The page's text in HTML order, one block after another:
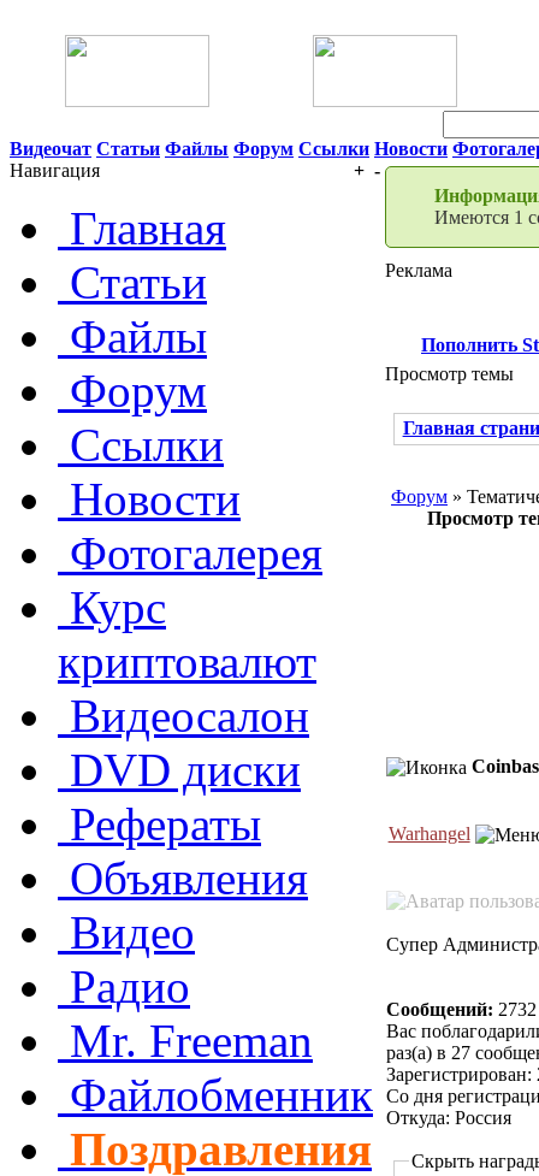
Видеочат Статьи Файлы Форум Ссылки Новости
Навигация
+ -
Главная
Статьи
Файлы
Форум
Ссылки
Новости
Фотогалерея
Курс
криптовалют
Видеосалон
DVD диски
Рефераты
Объявления
Видео
Радио
Mr. Freeman
Файлобменник
Поздравления
Имеются 1
Реклама
Пополнить
Просмотр темы
Главная
Форум »
Просмотр
Warhangel
Супер
Сообщений: 2732
Вас
раз(а) в 27
Зарегистрирован:
Со дня
Откуда: Россия
Скрыть